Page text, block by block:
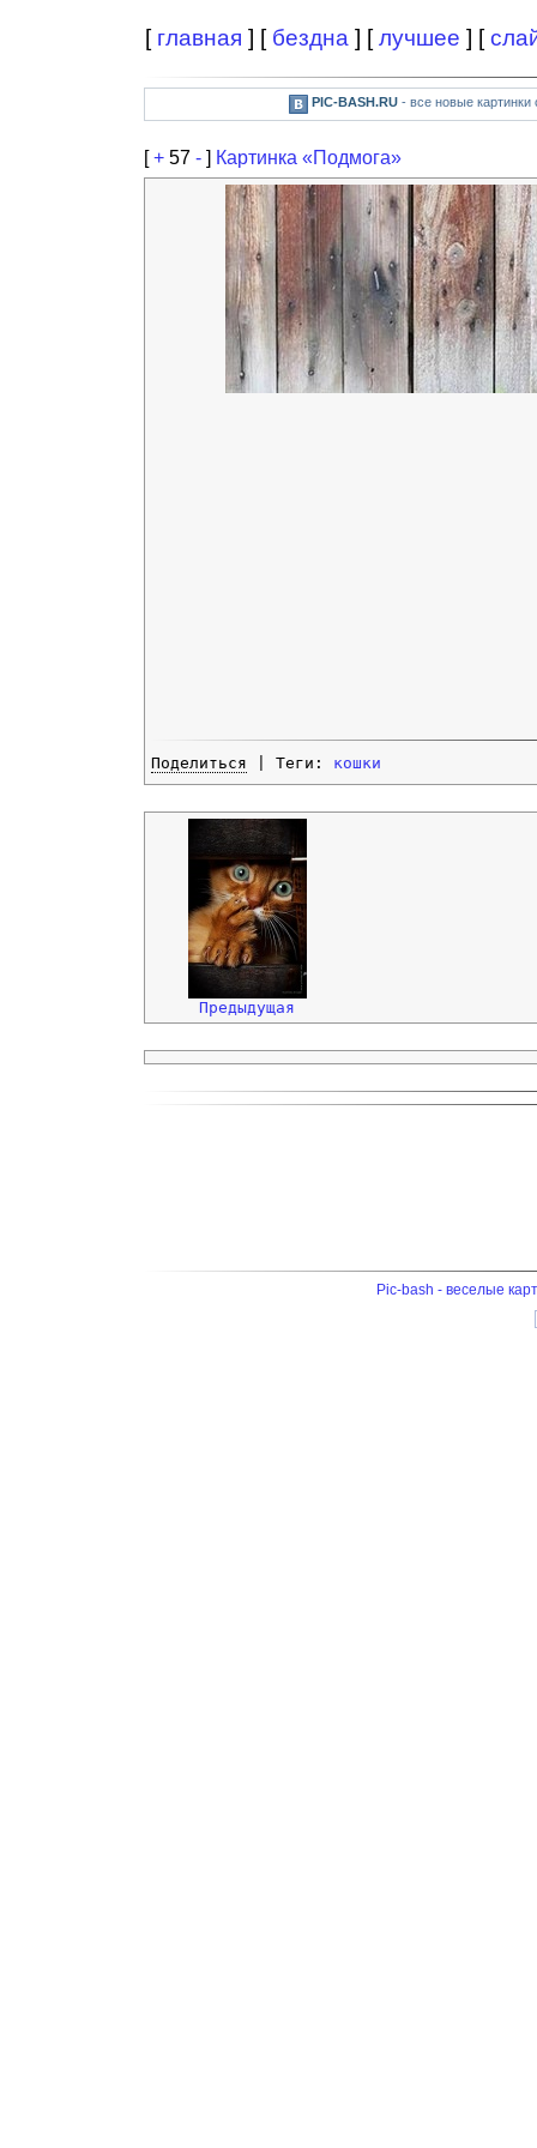
[ главная ] [ бездна ] [лучшее ] [
PIC-BASH.RU- все новые картинки
[+ 57 - ] Картинка «Подмога»
Поделиться | Теги: кошки
Предыдущая
Pic-bash - веселые